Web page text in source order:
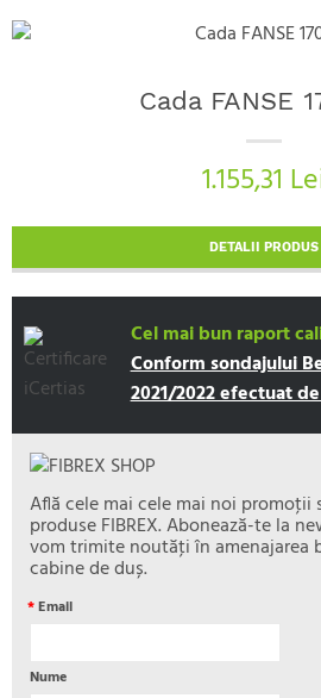
Cada FANSE
1.155,31
DETALII PRODUS
Cel mai bun raport
Conform sondajului
2021/2022 efectuat
Află cele mai cele mai noi promoţii
produse FIBREX. Abonează-te la
vom trimite noutăţi în amenajarea
cabine de duș.
*Email
Nume